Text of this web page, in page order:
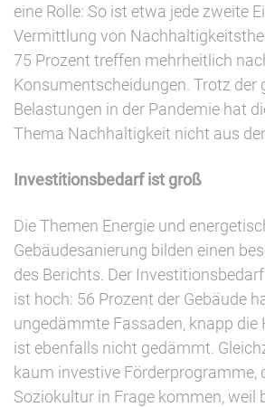
eine Rolle: So ist etwa jede zweite
Vermittlung von
75 Prozent treffen mehrheitlich
Konsumentscheidungen. Trotz der
Belastungen in der Pandemie hat
Thema Nachhaltigkeit nicht aus
Investitionsbedarf ist groß
Die Themen Energie und
Gebäudesanierung bilden einen
des Berichts. Der
ist hoch: 56 Prozent der Gebäude
ungedämmte Fassaden, knapp die
ist ebenfalls nicht gedämmt.
kaum investive Förderprogramme,
Soziokultur in Frage kommen, weil